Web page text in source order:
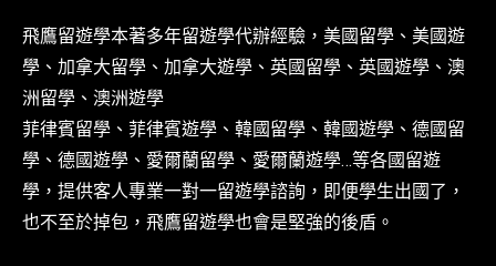
飛鷹留遊學本著多年留遊學代辦經驗，美國留學、美國遊
學、加拿大留學、加拿大遊學、英國留學、英國遊學、澳
洲留學、澳洲遊學
菲律賓留學、菲律賓遊學、韓國留學、韓國遊學、德國留
學、德國遊學、愛爾蘭留學、愛爾蘭遊學…等各國留遊
學，提供客人專業一對一留遊學諮詢，即便學生出國了，
也不至於掉包，飛鷹留遊學也會是堅強的後盾。